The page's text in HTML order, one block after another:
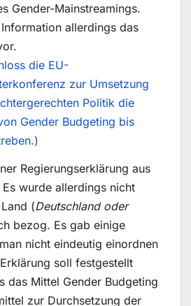
Gender-Mainstreamings.
allerdings das
die EU-
zur Umsetzung
Politik die
Gender Budgeting bis
Regierungserklärung aus
Es wurde allerdings nicht
(Deutschland oder
bezog. Es gab einige
nicht eindeutig einordnen
soll festgestellt
das Mittel Gender Budgeting
zur Durchsetzung der